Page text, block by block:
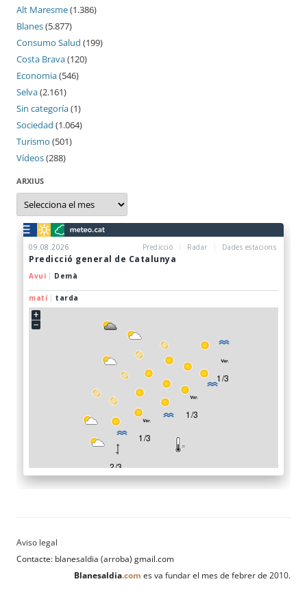
Alt Maresme(1.386)
Blanes(5.877)
Consumo Salud (199)
Costa Brava(120)
Economia(546)
Selva(2.161)
Sin categoría(1)
Sociedad (1.064)
Turismo (501)
Vídeos(288)
ARXIUS
Arxius
Contacte: blanesaldia (arroba) gmail.com
Blanesaldia.com es va fundar el mes de febrer de 2010.